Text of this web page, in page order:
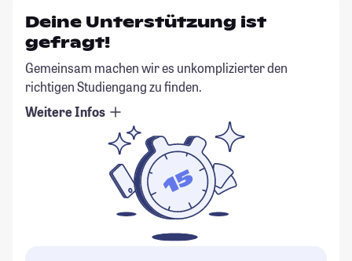
Deine Unterstützung ist
gefragt!
Gemeinsam machen wir es unkomplizierter den
richtigen Studiengang zu finden.
Weitere Infos